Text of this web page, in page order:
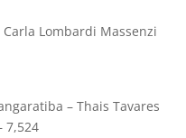
Lombardi Massenzi
– Thais Tavares
7,524